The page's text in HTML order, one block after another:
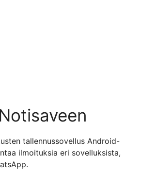
tallennussovellus Android-
ilmoituksia eri sovelluksista,